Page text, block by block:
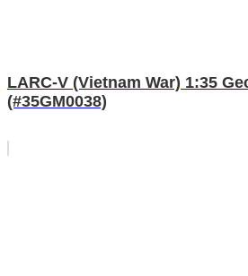
LARC-V (Vietnam War) 1:35
(#35GM0038)